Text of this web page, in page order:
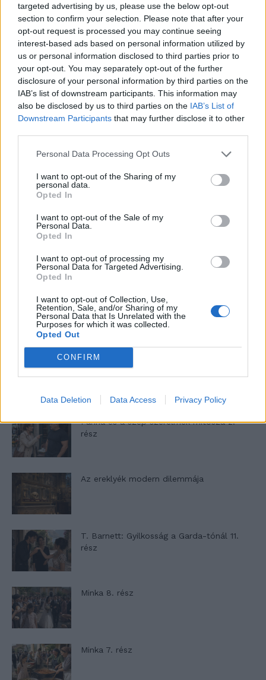
targeted advertising by us, please use the below opt-out
section to confirm your selection. Please note that after your
opt-out request is processed you may continue seeing
interest-based ads based on personal information utilized by
us or personal information disclosed to third parties prior to
your opt-out. You may separately opt-out of the further
disclosure of your personal information by third parties on the
IAB’s list of downstream participants. This information may
also be disclosed by us to third parties on the IAB’s List of
Downstream Participants that may further disclose it to other
Personal Data Processing Opt Outs
I want to opt-out of the Sharing of my
personal data.
Opted In
I want to opt-out of the Sale of my
Personal Data.
Opted In
I want to opt-out of processing my
Personal Data for Targeted Advertising.
Opted In
I want to opt-out of Collection, Use,
Retention, Sale, and/or Sharing of my
Personal Data that Is Unrelated with the
Purposes for which it was collected.
Opted Out
CONFIRM
Data Deletion Data Access Privacy Policy
T. szereti a fiatal lányokat 13. rész
Minka 10. rész
Minka 9. rész
a hétköznapokban
Egy ház, amely a tengerre és a fényre
nyílik – Villa...
A családok, akik soha nem hagyták abba
várakozást – Ha egy...
Panna és a szép szerelmek mítosza 2.
rész
Az ereklyék modern dilemmája
T. Barnett: Gyilkosság a Garda-tónál 11.
rész
Minka 8. rész
Minka 7. rész